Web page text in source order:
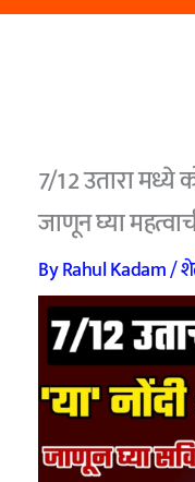
7/12 उतारा मध्ये
जाणून घ्या
ByRahul Kadam/